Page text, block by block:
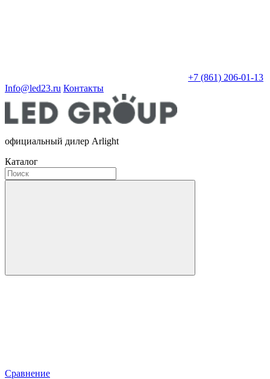
+7 (861) 206-01-13
Info@led23.ru Контакты
официальный дилер Arlight
Каталог
Сравнение